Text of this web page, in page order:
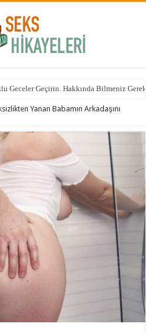
Geceler Geçirin. Hakkında Bilmeniz
Yanan Babamın Arkadaşını